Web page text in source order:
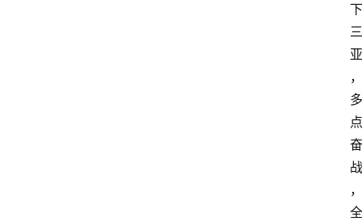
下
三
亚
，
多
点
奋
战
，
全